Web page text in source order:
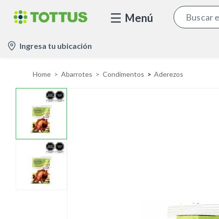
Menú
Ingresa tu ubicación
Home Abarrotes Condimentos Aderezos